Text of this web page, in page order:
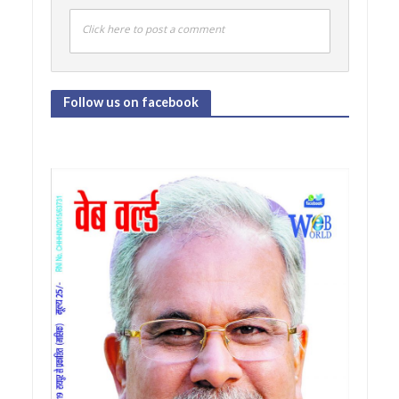
Click here to post a comment
Follow us on facebook